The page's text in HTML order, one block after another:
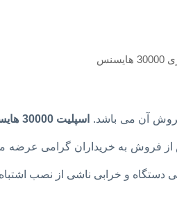
آن می باشد. اسپلیت 30000 هایسنس
فروش به خریداران گرامی عرضه
دستگاه و خرابی ناشی از نصب